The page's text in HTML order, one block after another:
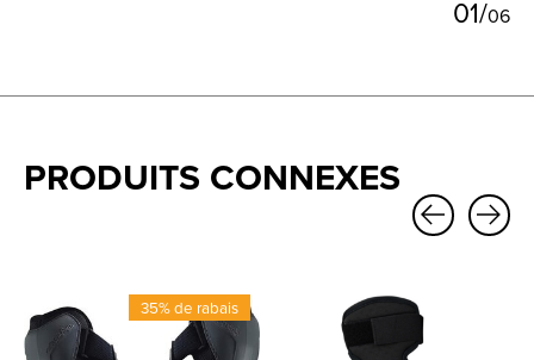
01/06
PRODUITS CONNEXES
35% de rabais